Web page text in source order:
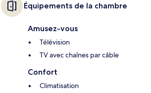
Équipements de la chambre
Amusez-vous
Télévision
TV avec chaînes par câble
Confort
Climatisation